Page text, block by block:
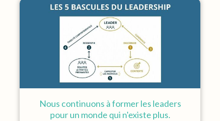
Nous continuons à former les leaders
pour un monde qui n'existe plus.